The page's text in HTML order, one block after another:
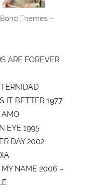
Themes –
ARE FOREVER
IT BETTER 1977
AMO
EYE 1995
DAY 2002
MY NAME 2006 –